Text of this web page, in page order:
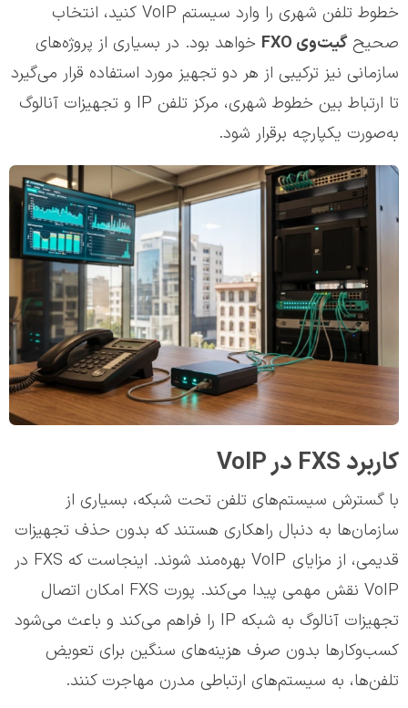
خطوط تلفن شهری را وارد سیستم VoIP کنید، انتخاب
صحیحگیت‌وی
خواهد بود. در بسیاری از پروژه‌های
سازمانی نیز ترکیبی از هر دو تجهیز مورد استفاده قرار می‌گیرد
تا ارتباط بین خطوط شهری، مرکز تلفن IP و تجهیزات آنالوگ
به‌صورت یکپارچه برقرار شود.
کاربرد FXS در VoIP
با گسترش سیستم‌های تلفن تحت شبکه، بسیاری از
سازمان‌ها به دنبال راهکاری هستند که بدون حذف تجهیزات
قدیمی، از مزایای VoIP بهره‌مند شوند. اینجاست که FXS در
VoIP نقش مهمی پیدا می‌کند. پورت FXS امکان اتصال
تجهیزات آنالوگ به شبکه IP را فراهم می‌کند و باعث می‌شود
کسب‌وکارها بدون صرف هزینه‌های سنگین برای تعویض
تلفن‌ها، به سیستم‌های ارتباطی مدرن مهاجرت کنند.